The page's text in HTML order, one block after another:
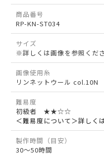
商品番号
RP-KN-ST034
サイズ
※詳しくは画像を参照くださ
画像使用糸
リンネットウール col.10N
難易度
初級者 ★★☆☆
＜難易度について＞詳しく
製作時間（目安）
30～50時間